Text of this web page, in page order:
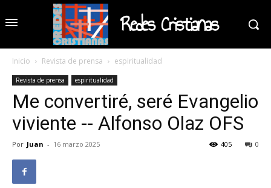
Redes Cristianas
Inicio Revista de prensa espiritualidad
Revista de prensa espiritualidad
Me convertiré, seré Evangelio
viviente -- Alfonso Olaz OFS
Por Juan - 16 marzo 2025 0
405